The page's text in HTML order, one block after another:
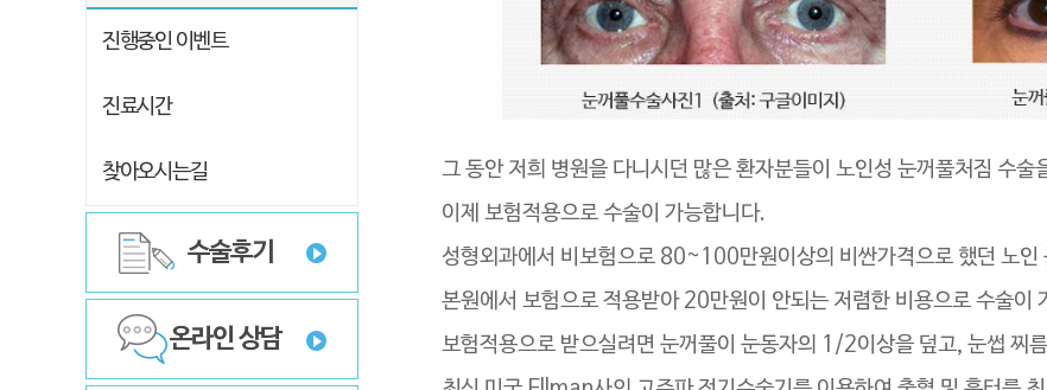
진행중인 이벤트
진료시간
찾아오시는길
수술후기
온라인 상담
그 동안 저희 병원을 다니시던 많은 환자분들이 노인성 눈꺼풀처짐 수술
이제 보험적용으로 수술이 가능합니다.
성형외과에서 비보험으로 80~100만원이상의 비싼가격으로 했던 노인
본원에서 보험으로 적용받아 20만원이 안되는 저렴한 비용으로 수술이
보험적용으로 받으실려면 눈꺼풀이 눈동자의 1/2이상을 덮고, 눈썹 찌